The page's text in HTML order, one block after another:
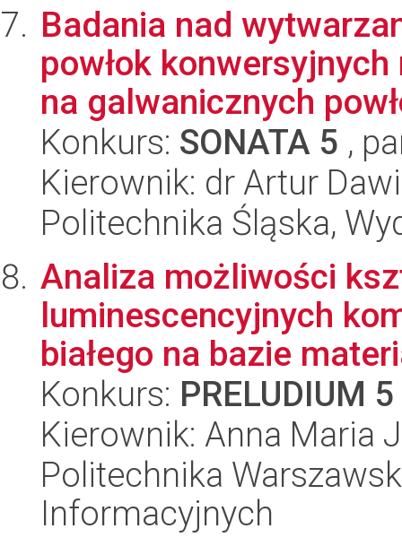
Badania nad
powłok
na galwanicznych
Konkurs: SONATA 5 ,
Kierownik: dr Artur
Politechnika Śląska,
Analiza możliwości
luminescencyjnych
białego na bazie
Konkurs: PRELUDIUM 5
Kierownik: Anna Maria
Politechnika
Informacyjnych